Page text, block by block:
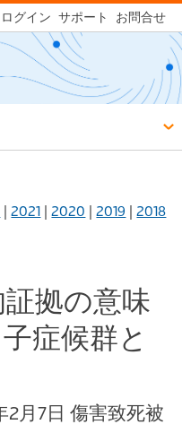
ログイン サポート お問合せ
|2021 |2020 |2019 |2018
拠の意味
症候群と
2月7日 傷害致死被